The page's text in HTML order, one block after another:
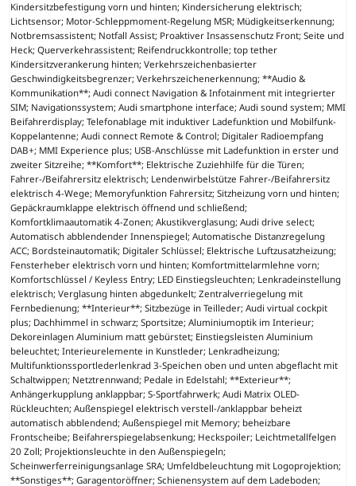
Kindersitzbefestigung vorn und hinten; Kindersicherung elektrisch;
Lichtsensor; Motor-Schleppmoment-Regelung MSR; Müdigkeitserkennung;
Notbremsassistent; Notfall Assist; Proaktiver Insassenschutz Front; Seite und
Heck; Querverkehrassistent; Reifendruckkontrolle; top tether
Kindersitzverankerung hinten; Verkehrszeichenbasierter
Geschwindigkeitsbegrenzer; Verkehrszeichenerkennung; **Audio &
Kommunikation**; Audi connect Navigation & Infotainment mit integrierter
SIM; Navigationssystem; Audi smartphone interface; Audi sound system; MMI
Beifahrerdisplay; Telefonablage mit induktiver Ladefunktion und Mobilfunk-
Koppelantenne; Audi connect Remote & Control; Digitaler Radioempfang
DAB+; MMI Experience plus; USB-Anschlüsse mit Ladefunktion in erster und
zweiter Sitzreihe; **Komfort**; Elektrische Zuziehhilfe für die Türen;
Fahrer-/Beifahrersitz elektrisch; Lendenwirbelstütze Fahrer-/Beifahrersitz
elektrisch 4-Wege; Memoryfunktion Fahrersitz; Sitzheizung vorn und hinten;
Gepäckraumklappe elektrisch öffnend und schließend;
Komfortklimaautomatik 4-Zonen; Akustikverglasung; Audi drive select;
Automatisch abblendender Innenspiegel; Automatische Distanzregelung
ACC; Bordsteinautomatik; Digitaler Schlüssel; Elektrische Luftzusatzheizung;
Fensterheber elektrisch vorn und hinten; Komfortmittelarmlehne vorn;
Komfortschlüssel / Keyless Entry; LED Einstiegsleuchten; Lenkradeinstellung
elektrisch; Verglasung hinten abgedunkelt; Zentralverriegelung mit
Fernbedienung; **Interieur**; Sitzbezüge in Teilleder; Audi virtual cockpit
plus; Dachhimmel in schwarz; Sportsitze; Aluminiumoptik im Interieur;
Dekoreinlagen Aluminium matt gebürstet; Einstiegsleisten Aluminium
beleuchtet; Interieurelemente in Kunstleder; Lenkradheizung;
Multifunktionssportlederlenkrad 3-Speichen oben und unten abgeflacht mit
Schaltwippen; Netztrennwand; Pedale in Edelstahl; **Exterieur**;
Anhängerkupplung anklappbar; S-Sportfahrwerk; Audi Matrix OLED-
Rückleuchten; Außenspiegel elektrisch verstell-/anklappbar beheizt
automatisch abblendend; Außenspiegel mit Memory; beheizbare
Frontscheibe; Beifahrerspiegelabsenkung; Heckspoiler; Leichtmetallfelgen
20 Zoll; Projektionsleuchte in den Außenspiegeln;
Scheinwerferreinigungsanlage SRA; Umfeldbeleuchtung mit Logoprojektion;
**Sonstiges**; Garagentoröffner; Schienensystem auf dem Ladeboden;